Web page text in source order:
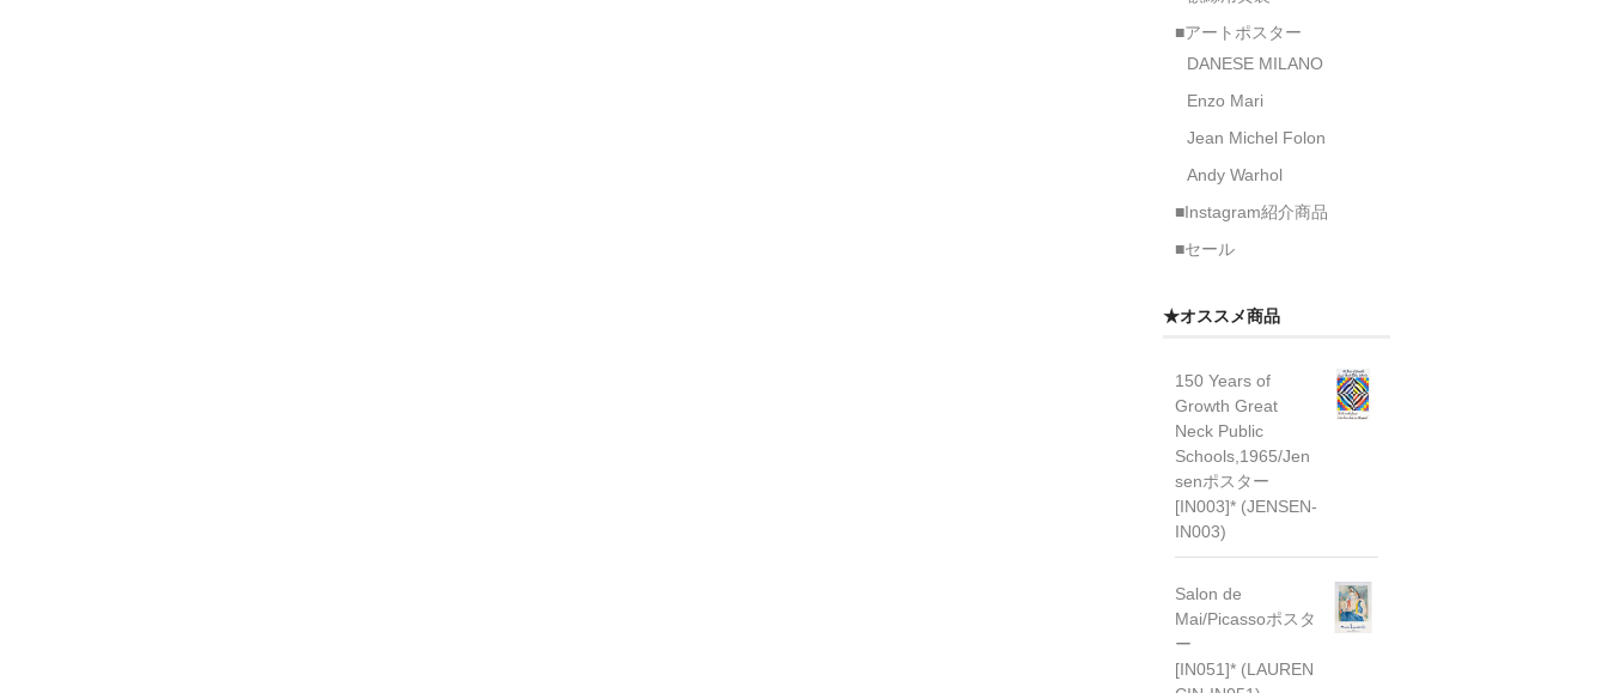
■アートポスター
DANESE MILANO
Enzo Mari
Jean Michel Folon
Andy Warhol
■Instagram紹介商品
■セール
★オススメ商品
150 Years of
Growth Great
Neck Public
Schools,1965/Jen
senポスター
[IN003]* (JENSEN-
IN003)
Salon de
Mai/Picassoポスタ
ー
[IN051]* (LAUREN